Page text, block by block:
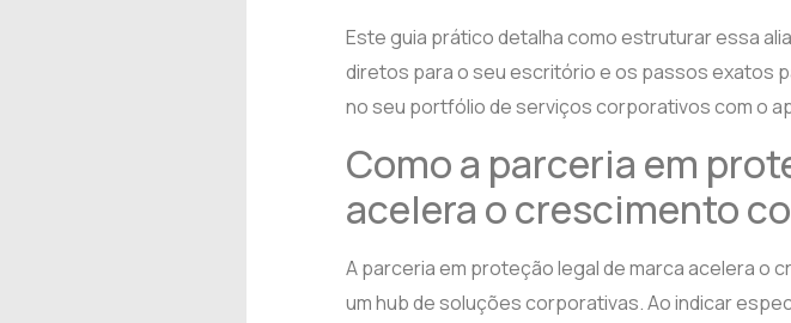
Este guia prático detalha como estruturar essa
diretos para o seu escritório e os passos exatos
no seu portfólio de serviços corporativos com o
Como a parceria em
acelera o crescimento
A parceria em proteção legal de marca acelera o
um hub de soluções corporativas. Ao indicar